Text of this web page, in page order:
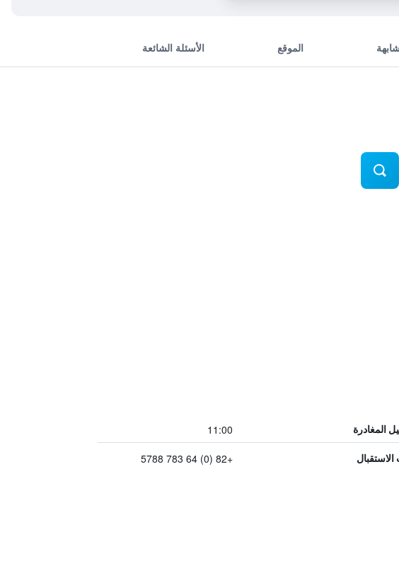
الموقع الأسئلة الشائعة
المغادرة 11:00
+82 (0) 64 783 5788